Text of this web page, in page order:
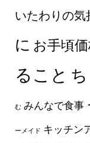
いたわりの気
に お手頃
ること
む みんなで食事
ーメイド キッチン